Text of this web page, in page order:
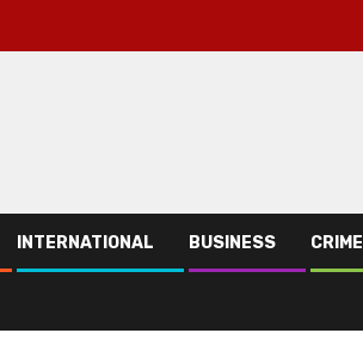
INTERNATIONAL BUSINESS CRIME